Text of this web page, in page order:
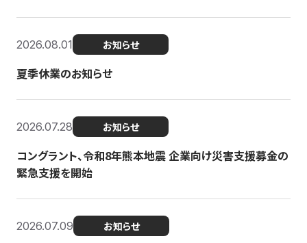
2026.08.01 お知らせ
夏季休業のお知らせ
2026.07.28 お知らせ
コングラント、令和8年熊本地震 企業向け災害支援募金の
緊急支援を開始
2026.07.09 お知らせ